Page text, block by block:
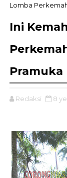
Lomba
Ini
Pramuka
Redaksi 8